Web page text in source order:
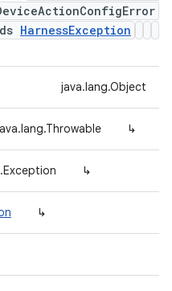
HarnessException
java.lang.Object
↳
↳
↳